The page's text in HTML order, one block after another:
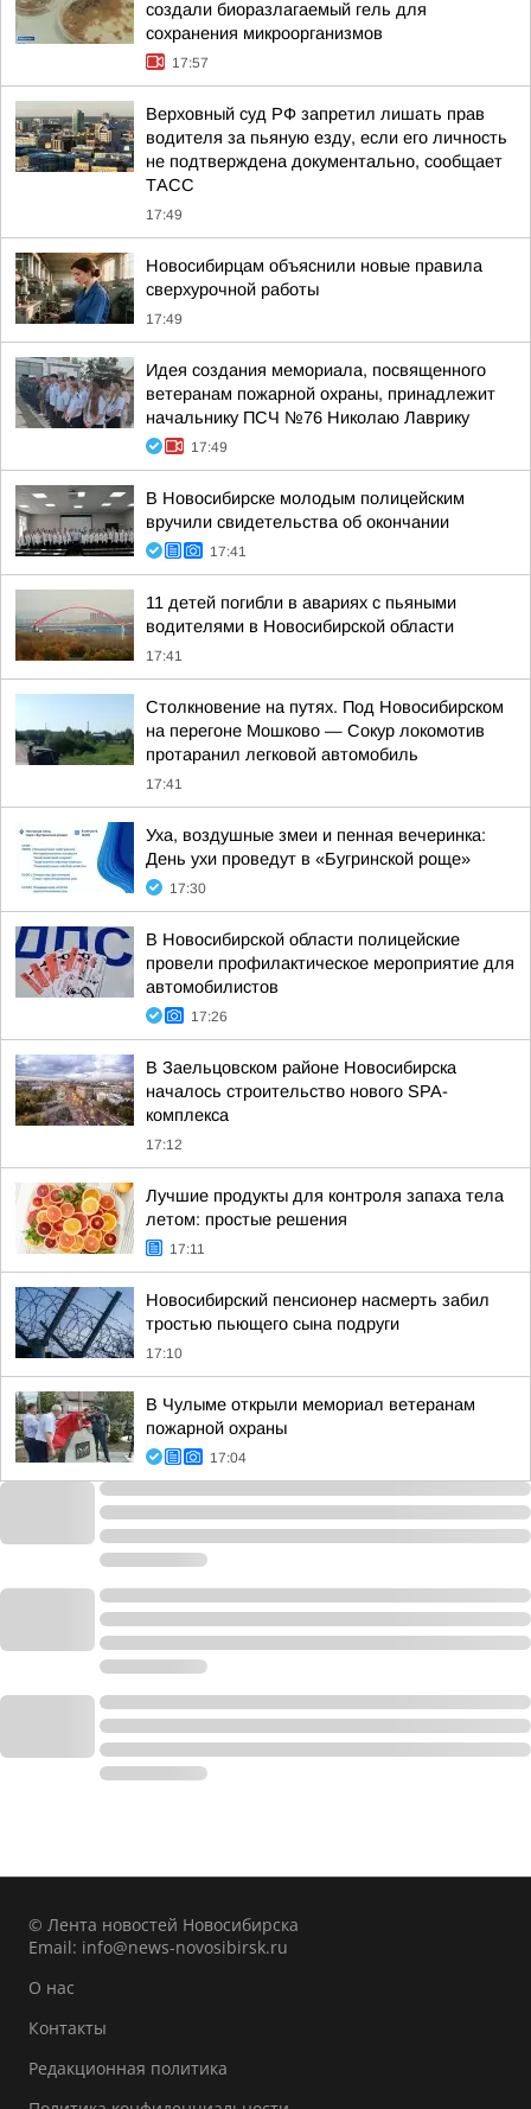
создали биоразлагаемый гель для
сохранения микроорганизмов
17:57
Верховный суд РФ запретил лишать прав
водителя за пьяную езду, если его личность
не подтверждена документально, сообщает
ТАСС
17:49
Новосибирцам объяснили новые правила
сверхурочной работы
17:49
Идея создания мемориала, посвященного
ветеранам пожарной охраны, принадлежит
начальнику ПСЧ №76 Николаю Лаврику
17:49
В Новосибирске молодым полицейским
вручили свидетельства об окончании
17:41
11 детей погибли в авариях с пьяными
водителями в Новосибирской области
17:41
Столкновение на путях. Под Новосибирском
на перегоне Мошково — Сокур локомотив
протаранил легковой автомобиль
17:41
Уха, воздушные змеи и пенная вечеринка:
День ухи проведут в «Бугринской роще»
17:30
В Новосибирской области полицейские
провели профилактическое мероприятие для
автомобилистов
17:26
В Заельцовском районе Новосибирска
началось строительство нового SPA-
комплекса
17:12
Лучшие продукты для контроля запаха тела
летом: простые решения
17:11
Новосибирский пенсионер насмерть забил
тростью пьющего сына подруги
17:10
В Чулыме открыли мемориал ветеранам
пожарной охраны
17:04
© Лента новостей Новосибирска
Email: info@news-novosibirsk.ru
О нас
Контакты
Редакционная политика